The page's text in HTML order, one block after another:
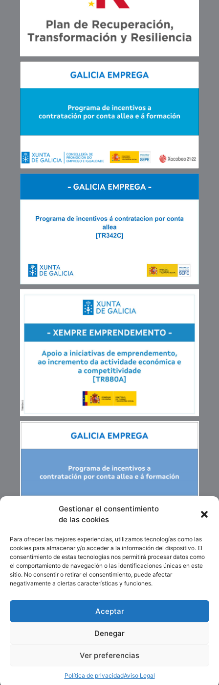
Gestionar el consentimiento
de las cookies
Para ofrecer las mejores experiencias, utilizamos tecnologías como las
cookies para almacenar y/o acceder a la información del dispositivo. El
consentimiento de estas tecnologías nos permitirá procesar datos como
el comportamiento de navegación o las identificaciones únicas en este
sitio. No consentir o retirar el consentimiento, puede afectar
negativamente a ciertas características y funciones.
Aceptar
Denegar
Ver preferencias
Política de privacidadAviso Legal
Financiado por la Unión Europea-Next Generation
Siete Olas